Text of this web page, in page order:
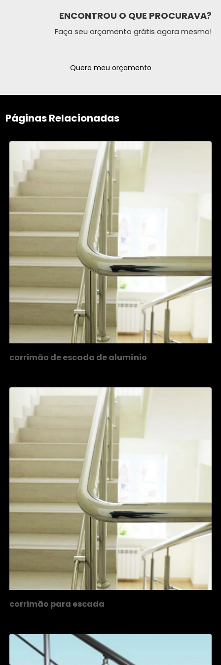
ENCONTROU O QUE PROCURAVA?
Faça seu orçamento grátis agora mesmo!
Quero meu orçamento
Páginas Relacionadas
corrimão de escada de alumínio
corrimão para escada